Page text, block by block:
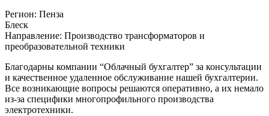
Регион: Пенза
Блеск
Направление: Производство трансформаторов и
преобразовательной техники
Благодарны компании “Облачный бухгалтер” за консультации
и качественное удаленное обслуживание нашей бухгалтерии.
Все возникающие вопросы решаются оперативно, а их немало
из-за специфики многопрофильного производства
электротехники.